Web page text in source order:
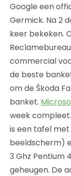
Google een
Germick. Na 2
keer bekeken.
commercial
de beste
om de Škoda
banket.
week
is een tafel
beeldscherm)
3 Ghz Pentium
geheugen. De